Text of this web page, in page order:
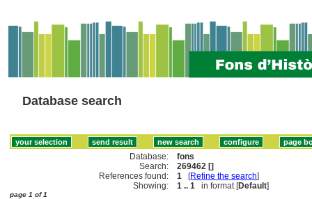
Database search
Database:
fons
Search:
269462 []
References found:
1 [Refine the search]
Showing:
1 .. 1 in format [Default]
page 1 of 1